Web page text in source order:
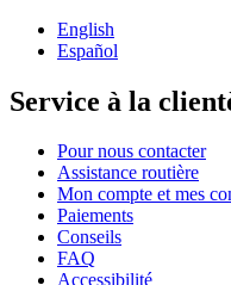
English
Español
Service à la
Pour nous contacter
Assistance routière
Mon compte et mes
Paiements
Conseils
FAQ
Accessibilité